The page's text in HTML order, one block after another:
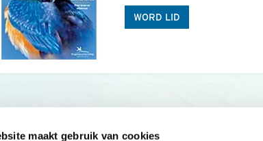
maakt gebruik van cookies
WORD LID